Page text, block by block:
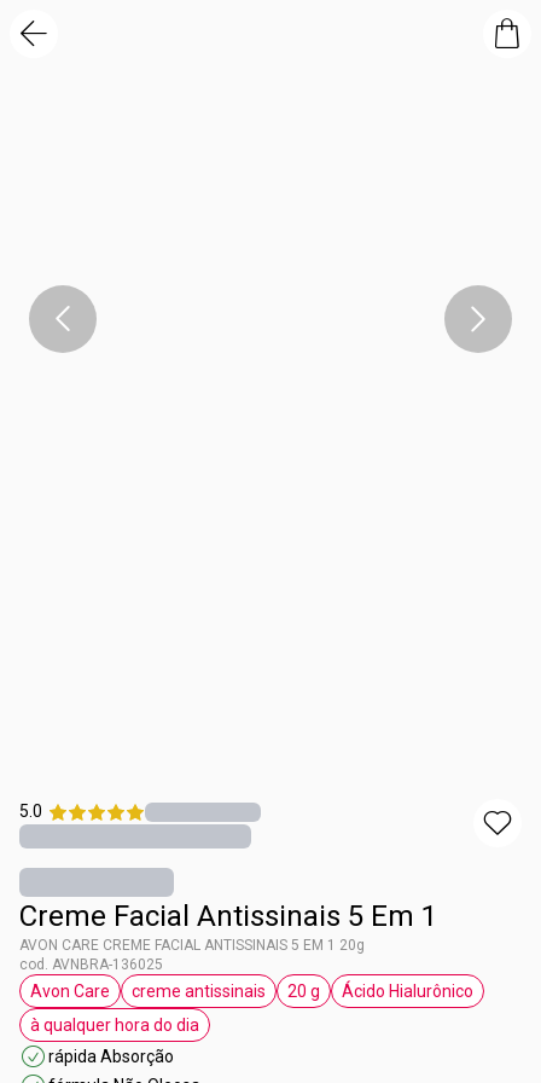
5.0
Creme Facial Antissinais 5 Em 1
AVON CARE CREME FACIAL ANTISSINAIS 5 EM 1 20g
cod. AVNBRA-136025
etiqueta Avon Care
Avon Care
etiqueta creme antissinais
creme antissinais
etiqueta 20 g
20 g
etiqueta Ácido
Ácido Hialurônico
etiqueta à qualquer hora do dia
à qualquer hora do dia
rápida Absorção